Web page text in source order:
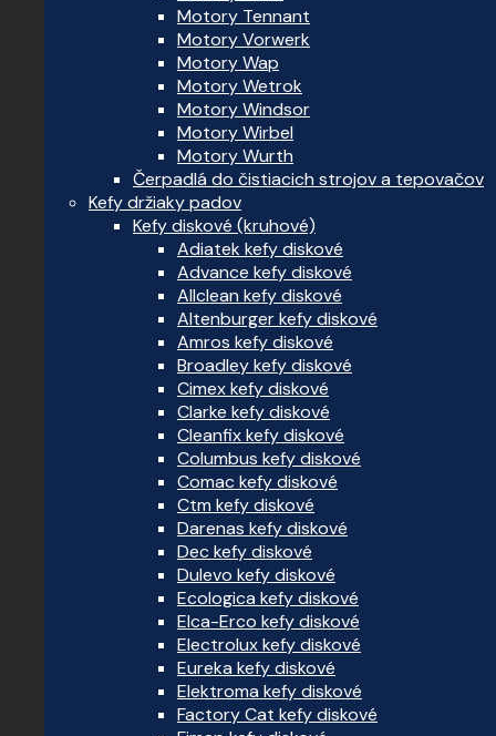
Motory Tennant
Motory Vorwerk
Motory Wap
Motory Wetrok
Motory Windsor
Motory Wirbel
Motory Wurth
Čerpadlá do čistiacich strojov a tepovačov
Kefy držiaky padov
Kefy diskové (kruhové)
Adiatek kefy diskové
Advance kefy diskové
Allclean kefy diskové
Altenburger kefy diskové
Amros kefy diskové
Broadley kefy diskové
Cimex kefy diskové
Clarke kefy diskové
Cleanfix kefy diskové
Columbus kefy diskové
Comac kefy diskové
Ctm kefy diskové
Darenas kefy diskové
Dec kefy diskové
Dulevo kefy diskové
Ecologica kefy diskové
Elca-Erco kefy diskové
Electrolux kefy diskové
Eureka kefy diskové
Elektroma kefy diskové
Factory Cat kefy diskové